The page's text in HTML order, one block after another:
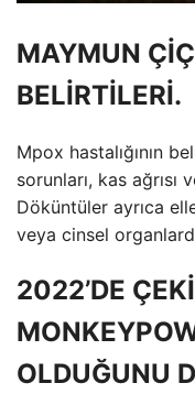
MAYMUN
BELİRTİLERİ.
Mpox hastalığının
sorunları, kas
Döküntüler ayrıca
veya cinsel
2022’DE
OLDUĞUNU